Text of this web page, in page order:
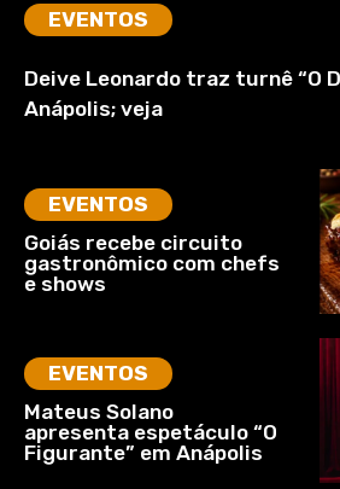
EVENTOS
Deive Leonardo traz turnê “O
Anápolis; veja
EVENTOS
Goiás recebe circuito
gastronômico com chefs
e shows
EVENTOS
Mateus Solano
apresenta espetáculo “O
Figurante” em Anápolis